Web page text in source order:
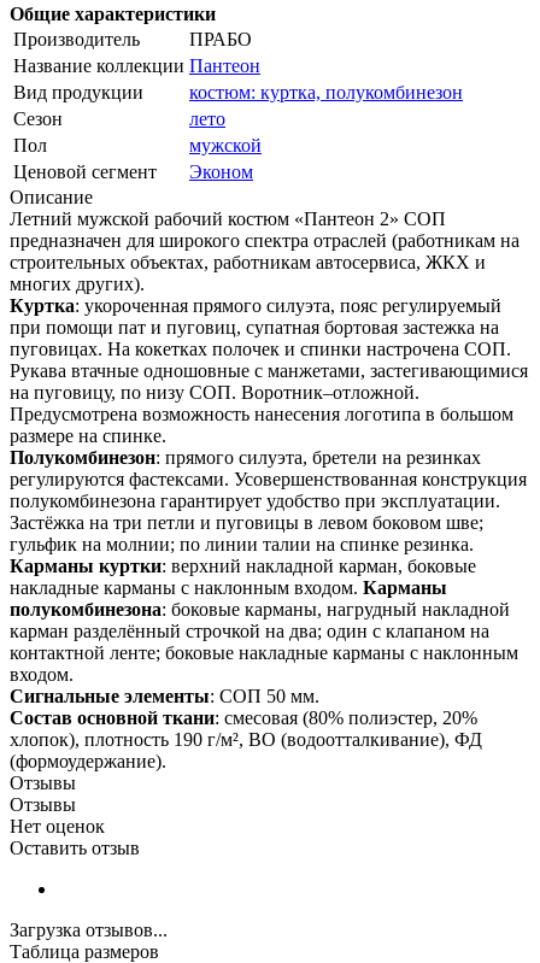
Общие характеристики
Производитель
ПРАБО
Название коллекции Пантеон
Вид продукции
костюм: куртка, полукомбинезон
Сезон
лето
Пол
мужской
Ценовой сегмент
Эконом
Описание
Летний мужской рабочий костюм «Пантеон 2» СОП
предназначен для широкого спектра отраслей (работникам на
строительных объектах, работникам автосервиса, ЖКХ и
многих других).
Куртка: укороченная прямого силуэта, пояс регулируемый
при помощи пат и пуговиц, супатная бортовая застежка на
пуговицах. На кокетках полочек и спинки настрочена СОП.
Рукава втачные одношовные с манжетами, застегивающимися
на пуговицу, по низу СОП. Воротник–отложной.
Предусмотрена возможность нанесения логотипа в большом
размере на спинке.
Полукомбинезон: прямого силуэта, бретели на резинках
регулируются фастексами. Усовершенствованная конструкция
полукомбинезона гарантирует удобство при эксплуатации.
Застёжка на три петли и пуговицы в левом боковом шве;
гульфик на молнии; по линии талии на спинке резинка.
Карманы куртки: верхний накладной карман, боковые
накладные карманы с наклонным входом. Карманы
полукомбинезона: боковые карманы, нагрудный накладной
карман разделённый строчкой на два; один с клапаном на
контактной ленте; боковые накладные карманы с наклонным
входом.
Сигнальные элементы: СОП 50 мм.
Состав основной ткани: смесовая (80% полиэстер, 20%
хлопок), плотность 190 г/м², ВО (водоотталкивание), ФД
(формоудержание).
Отзывы
Отзывы
Нет оценок
Оставить отзыв
Загрузка отзывов...
Таблица размеров